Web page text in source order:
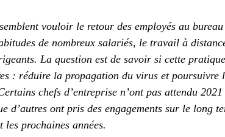
vouloir le retour des employés au
de nombreux salariés, le travail à
La question est de savoir si cette
: réduire la propagation du virus et poursuivre
chefs d’entreprise n’ont pas attendu
d’autres ont pris des engagements sur le long
prochaines années.